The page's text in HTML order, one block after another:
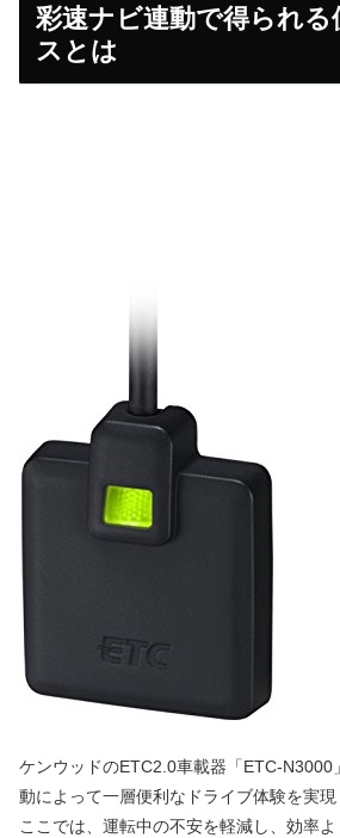
彩速ナビ連動で得られ
スとは
ケンウッドのETC2.0車載器「ETC-N3000
動によって一層便利なドライブ体験を実現
ここでは、運転中の不安を軽減し、効率